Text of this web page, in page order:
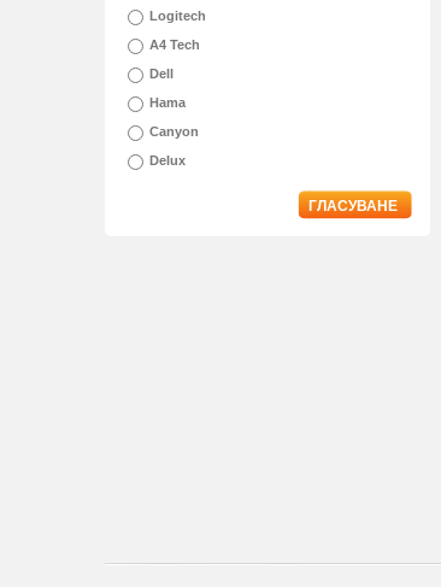
Logitech
A4 Tech
Dell
Hama
Canyon
Delux
ГЛАСУВАНЕ